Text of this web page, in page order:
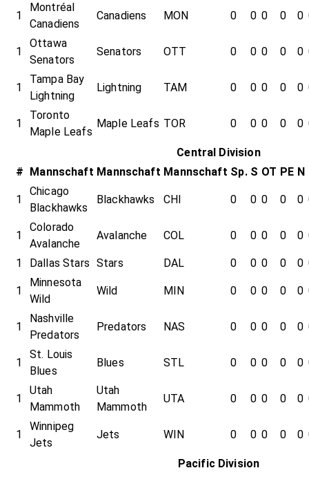
1
Montréal
Canadiens
Canadiens MON 0 0 0 0 0
1
Ottawa
Senators
Senators OTT 0 0 0 0 0
1
Tampa Bay
Lightning
Lightning TAM 0 0 0 0 0
1
Toronto
Maple Leafs
Maple Leafs TOR 0 0 0 0 0
Central Division
# Mannschaft Mannschaft Mannschaft Sp. S OT PE N
1
Chicago
Blackhawks
Blackhawks CHI 0 0 0 0 0
1
Colorado
Avalanche
Avalanche COL 0 0 0 0 0
1 Dallas Stars Stars DAL 0 0 0 0 0
1
Minnesota
Wild
Wild MIN 0 0 0 0 0
1
Nashville
Predators
Predators NAS 0 0 0 0 0
1
St. Louis
Blues
Blues STL 0 0 0 0 0
1
Utah
Mammoth
Utah
Mammoth
UTA 0 0 0 0 0
1
Winnipeg
Jets
Jets WIN 0 0 0 0 0
Pacific Division